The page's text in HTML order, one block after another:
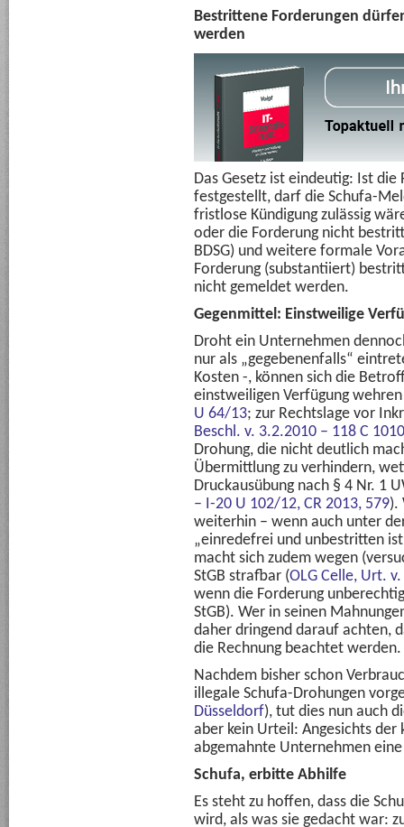
Bestrittene Forderungen
werden
Das Gesetz ist eindeutig: Ist
festgestellt, darf die Schufa-
fristlose Kündigung zulässig
oder die Forderung nicht
BDSG) und weitere formale
Forderung (substantiiert)
nicht gemeldet werden.
Gegenmittel: Einstweilige
Droht ein Unternehmen
nur als „gegebenenfalls“
Kosten -, können sich die
einstweiligen Verfügung
U 64/13; zur Rechtslage vor
Beschl. v. 3.2.2010 – 118 C
Drohung, die nicht deutlich
Übermittlung zu verhindern,
Druckausübung nach § 4 Nr. 1
– I-20 U 102/12, CR 2013, 579).
weiterhin – wenn auch unter
„einredefrei und unbestritten
macht sich zudem wegen
StGB strafbar (OLG Celle, Urt.
wenn die Forderung
StGB). Wer in seinen
daher dringend darauf achten,
die Rechnung beachtet werden.
Nachdem bisher schon
illegale Schufa-Drohungen
Düsseldorf), tut dies nun auch
aber kein Urteil: Angesichts der
abgemahnte Unternehmen
Schufa, erbitte Abhilfe
Es steht zu hoffen, dass die
wird, als was sie gedacht war: